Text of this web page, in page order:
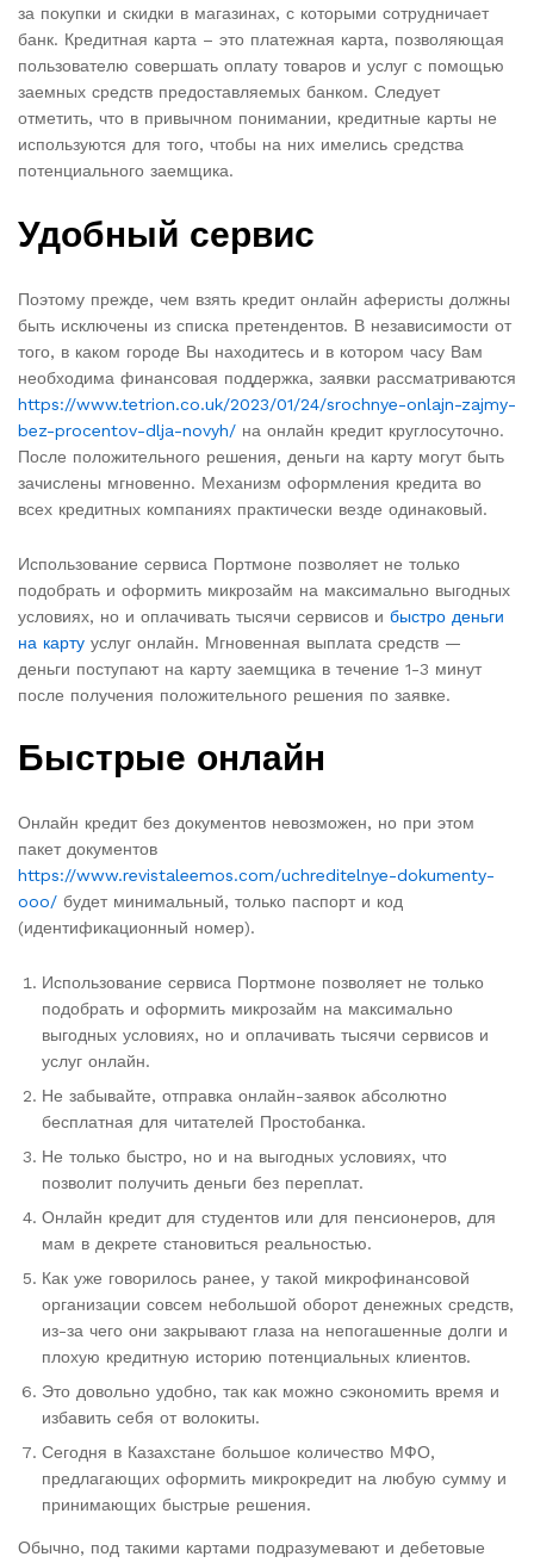
за покупки и скидки в магазинах, с которыми сотрудничает
банк. Кредитная карта – это платежная карта, позволяющая
пользователю совершать оплату товаров и услуг с помощью
заемных средств предоставляемых банком. Следует
отметить, что в привычном понимании, кредитные карты не
используются для того, чтобы на них имелись средства
потенциального заемщика.
Удобный сервис
Поэтому прежде, чем взять кредит онлайн аферисты должны
быть исключены из списка претендентов. В независимости от
того, в каком городе Вы находитесь и в котором часу Вам
необходима финансовая поддержка, заявки рассматриваются
https://www.tetrion.co.uk/2023/01/24/srochnye-onlajn-zajmy-
bez-procentov-dlja-novyh/ на онлайн кредит круглосуточно.
После положительного решения, деньги на карту могут быть
зачислены мгновенно. Механизм оформления кредита во
всех кредитных компаниях практически везде одинаковый.
Использование сервиса Портмоне позволяет не только
подобрать и оформить микрозайм на максимально выгодных
условиях, но и оплачивать тысячи сервисов и быстро деньги
на карту услуг онлайн. Мгновенная выплата средств —
деньги поступают на карту заемщика в течение 1-3 минут
после получения положительного решения по заявке.
Быстрые онлайн
Онлайн кредит без документов невозможен, но при этом
пакет документов
https://www.revistaleemos.com/uchreditelnye-dokumenty-
ooo/ будет минимальный, только паспорт и код
(идентификационный номер).
Использование сервиса Портмоне позволяет не только
подобрать и оформить микрозайм на максимально
выгодных условиях, но и оплачивать тысячи сервисов и
услуг онлайн.
Не забывайте, отправка онлайн-заявок абсолютно
бесплатная для читателей Простобанка.
Не только быстро, но и на выгодных условиях, что
позволит получить деньги без переплат.
Онлайн кредит для студентов или для пенсионеров, для
мам в декрете становиться реальностью.
Как уже говорилось ранее, у такой микрофинансовой
организации совсем небольшой оборот денежных средств,
из-за чего они закрывают глаза на непогашенные долги и
плохую кредитную историю потенциальных клиентов.
Это довольно удобно, так как можно сэкономить время и
избавить себя от волокиты.
Сегодня в Казахстане большое количество МФО,
предлагающих оформить микрокредит на любую сумму и
принимающих быстрые решения.
Обычно, под такими картами подразумевают и дебетовые